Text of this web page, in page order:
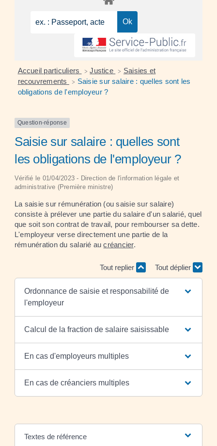
Accueil particuliers > Justice > Saisies et
recouvrements
> Saisie sur salaire : quelles sont les
obligations de l'employeur ?
Question-réponse
Saisie sur salaire : quelles sont
les obligations de l'employeur ?
Vérifié le 01/04/2023 - Direction de l'information légale et
administrative (Première ministre)
La saisie sur rémunération (ou saisie sur salaire)
consiste à prélever une partie du salaire d'un salarié, quel
que soit son contrat de travail, pour rembourser sa dette.
L'employeur verse directement une partie de la
rémunération du salarié aucréancier.
Tout replier Tout déplier
Ordonnance de saisie et responsabilité de
l'employeur
Calcul de la fraction de salaire saisissable
En cas d'employeurs multiples
En cas de créanciers multiples
Textes de référence